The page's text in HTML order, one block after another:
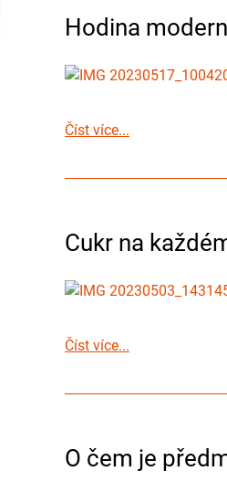
Hodina
Číst více...
Cukr na
Číst více...
O čem je